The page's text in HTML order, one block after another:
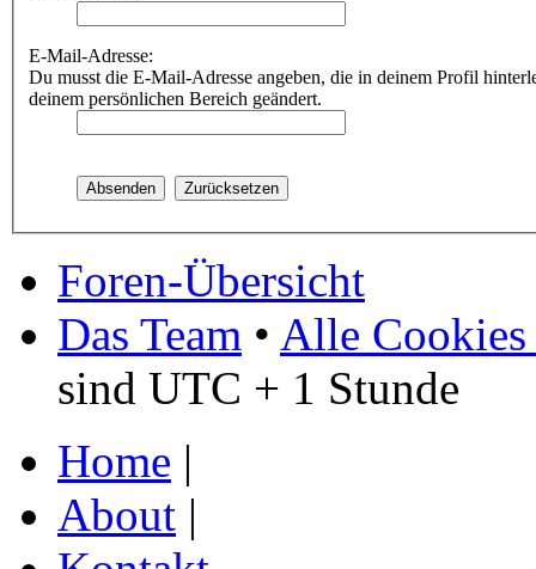
E-Mail-Adresse:
Du musst die E-Mail-Adresse angeben, die in deinem Profil
deinem persönlichen Bereich geändert.
Foren-Übersicht
Das Team • Alle Cookies
sind UTC + 1 Stunde
Home |
About |